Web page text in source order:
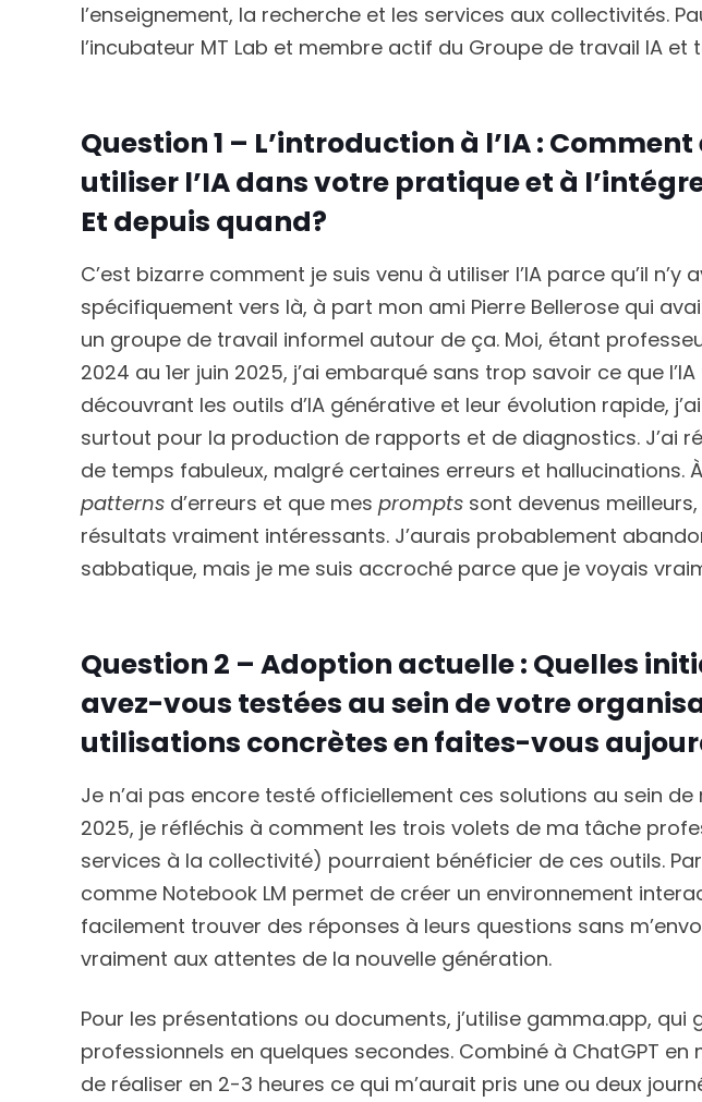
l’enseignement, la recherche et les services aux collectivités.
l’incubateur MT Lab et membre actif du Groupe de travail IA et
Question 1 – L’introduction à l’IA :
utiliser l’IA dans votre pratique et à
Et depuis quand?
C’est bizarre comment je suis venu à utiliser l’IA parce qu’il
spécifiquement vers là, à part mon ami Pierre Bellerose qui
un groupe de travail informel autour de ça. Moi, étant
2024 au 1er juin 2025, j’ai embarqué sans trop savoir ce que
découvrant les outils d’IA générative et leur évolution rapide,
surtout pour la production de rapports et de diagnostics. J’ai
de temps fabuleux, malgré certaines erreurs et hallucinations.
patterns d’erreurs et que mes prompts sont devenus
résultats vraiment intéressants. J’aurais probablement
sabbatique, mais je me suis accroché parce que je voyais
Question 2 – Adoption actuelle : Quelles
avez-vous testées au sein de votre
utilisations concrètes en faites-vous
Je n’ai pas encore testé officiellement ces solutions au sein
2025, je réfléchis à comment les trois volets de ma tâche
services à la collectivité) pourraient bénéficier de ces outils.
comme Notebook LM permet de créer un environnement
facilement trouver des réponses à leurs questions sans
vraiment aux attentes de la nouvelle génération.
Pour les présentations ou documents, j’utilise gamma.app, qui
professionnels en quelques secondes. Combiné à ChatGPT
de réaliser en 2-3 heures ce qui m’aurait pris une ou deux